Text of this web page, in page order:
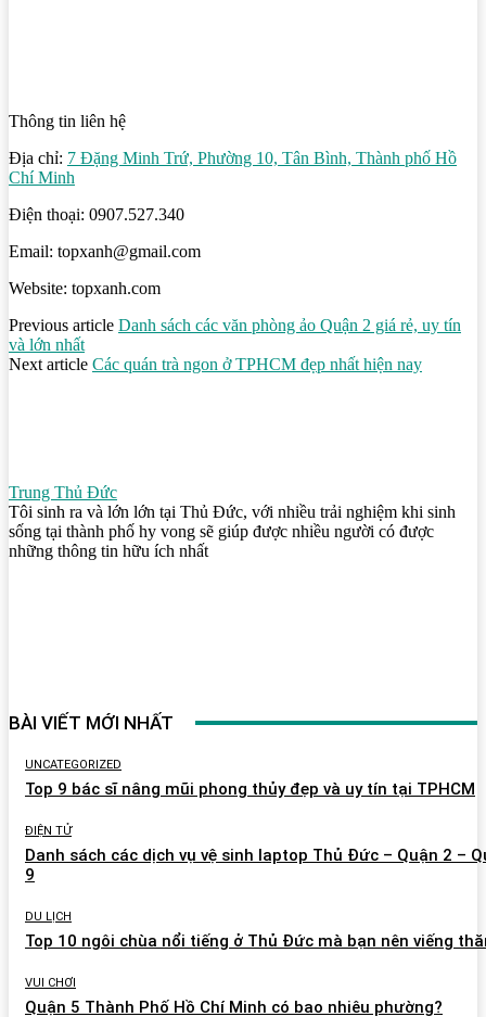
Thông tin liên hệ
Địa chỉ: 7 Đặng Minh Trứ, Phường 10, Tân Bình, Thành phố Hồ
Chí Minh
Điện thoại: 0907.527.340
Email: topxanh@gmail.com
Website: topxanh.com
Previous article Danh sách các văn phòng ảo Quận 2 giá rẻ, uy tín
và lớn nhất
Next article Các quán trà ngon ở TPHCM đẹp nhất hiện nay
Trung Thủ Đức
Tôi sinh ra và lớn lớn tại Thủ Đức, với nhiều trải nghiệm khi sinh
sống tại thành phố hy vong sẽ giúp được nhiều người có được
những thông tin hữu ích nhất
BÀI VIẾT MỚI NHẤT
UNCATEGORIZED
Top 9 bác sĩ nâng mũi phong thủy đẹp và uy tín tại TPHCM
ĐIỆN TỬ
Danh sách các dịch vụ vệ sinh laptop Thủ Đức – Quận 2 –
9
DU LỊCH
Top 10 ngôi chùa nổi tiếng ở Thủ Đức mà bạn nên viếng
VUI CHƠI
Quận 5 Thành Phố Hồ Chí Minh có bao nhiêu phường?